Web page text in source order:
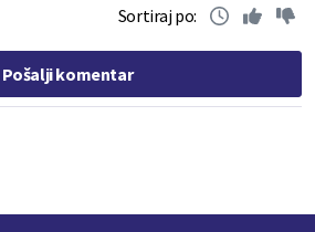
Sortiraj po:
Pošalji komentar